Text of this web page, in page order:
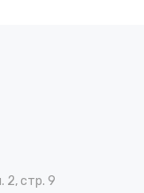
2, стр. 9